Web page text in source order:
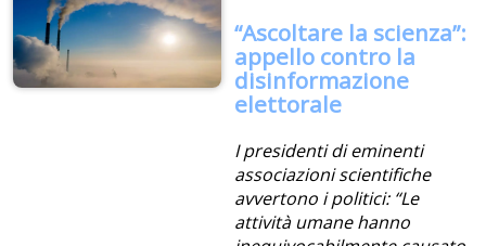
“Ascoltare la scienza”:
appello contro la
disinformazione
elettorale
I presidenti di eminenti
associazioni scientifiche
avvertono i politici: “Le
attività umane hanno